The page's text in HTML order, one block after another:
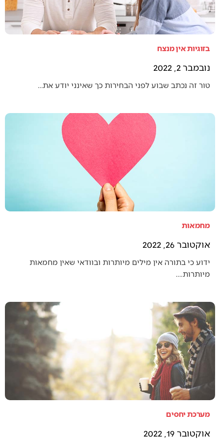
בזוגיות אין מנצח
נובמבר 2, 2022
טור זה נכתב שבוע לפני הבחירות כך שאינני יודע את…
מחמאות
אוקטובר 26, 2022
ידוע כי בתורה אין מילים מיותרות ובוודאי שאין מחמאות
מיותרות.…
מערכת יחסים
אוקטובר 19, 2022